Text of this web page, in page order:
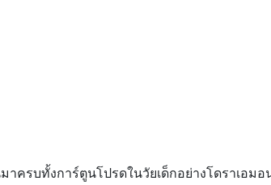
าครบทั้งการ์ตูนโปรดในวัยเด็กอย่างโดราเอมอ